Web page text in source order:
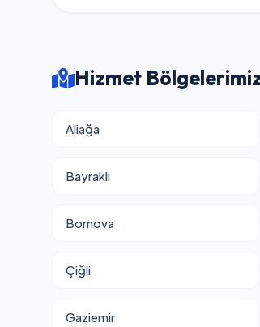
Hizmet
Aliağa
Bayraklı
Bornova
Çiğli
Gaziemir